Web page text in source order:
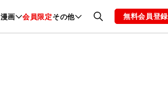
漫画 会員限定その他
ファッション 恋愛・結婚 編集部 お知らせ
無料会員登録